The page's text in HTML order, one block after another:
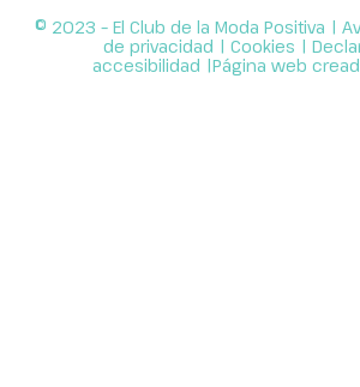
© 2023 – El Club de la Moda Positiva |
de privacidad | Cookies |
accesibilidad |Página web